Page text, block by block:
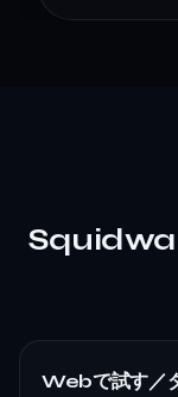
Webで試す／